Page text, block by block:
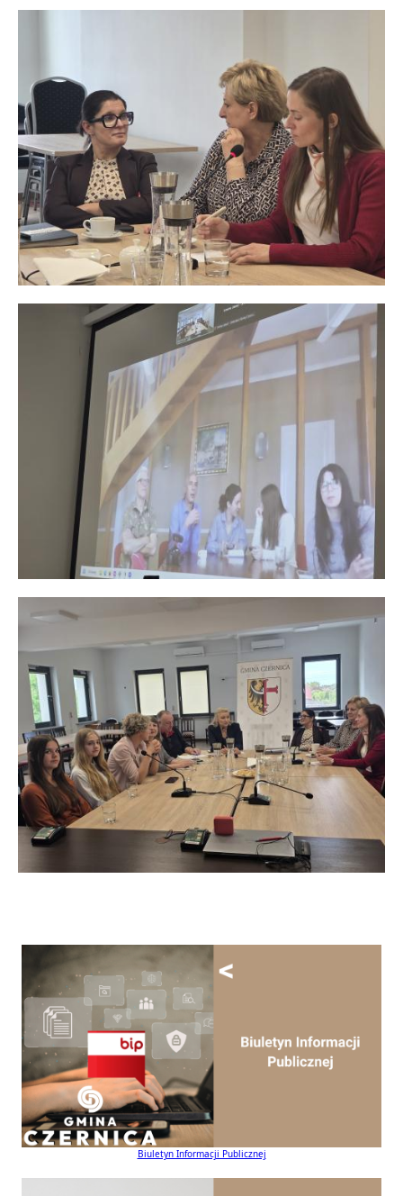
Biuletyn Informacji Publicznej